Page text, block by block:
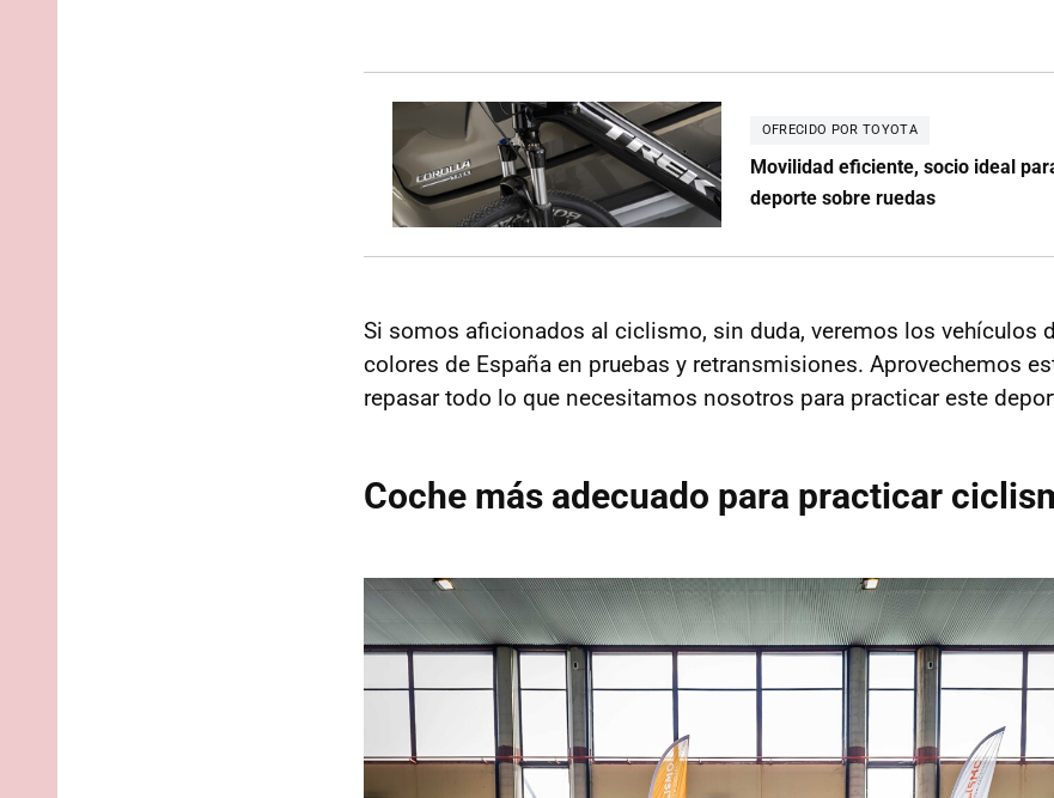
OFRECIDO POR TOYOTA
Movilidad eficiente, socio ideal
deporte sobre ruedas
Si somos aficionados al ciclismo, sin duda, veremos los vehículos
colores de España en pruebas y retransmisiones. Aprovechemos
repasar todo lo que necesitamos nosotros para practicar este
Coche más adecuado para practicar